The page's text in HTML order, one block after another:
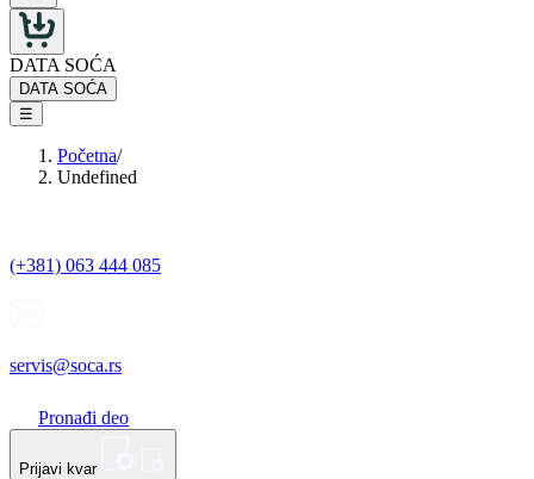
DATA SOĆA
DATA SOĆA
☰
Početna/
Undefined
(+381) 063 444 085
servis@soca.rs
Pronađi deo
Prijavi kvar